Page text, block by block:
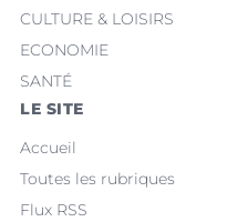
CULTURE & LOISIRS
ECONOMIE
SANTÉ
LE SITE
Accueil
Toutes les rubriques
Flux RSS